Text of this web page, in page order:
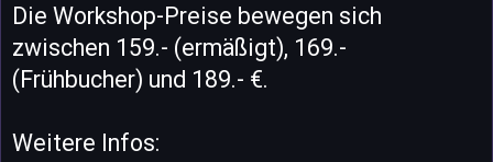
Die Workshop-Preise bewegen sich
zwischen 159.- (ermäßigt), 169.-
(Frühbucher) und 189.- €.
Weitere Infos: